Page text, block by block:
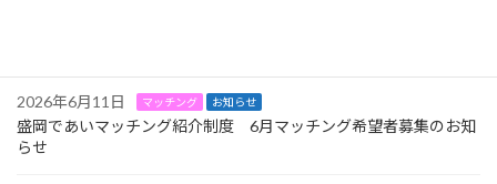
2026年6月11日 マッチング お知らせ
盛岡であいマッチング紹介制度 6月マッチング希望者募集のお知
らせ